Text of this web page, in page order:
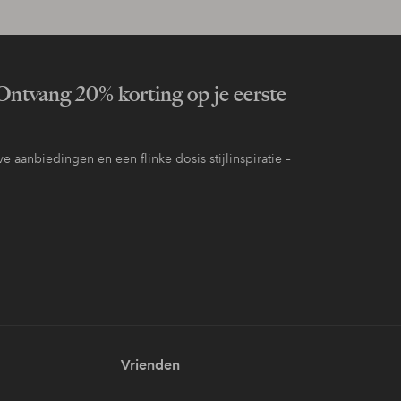
20% korting op je eerste
aanbiedingen en een flinke dosis stijlinspiratie –
Vrienden